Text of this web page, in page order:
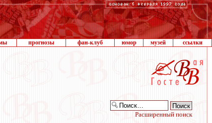
прогнозы фан-клуб юмор музей ссылки
Расширенный поиск